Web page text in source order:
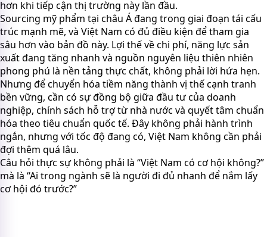
hơn khi tiếp cận thị trường này lần đầu.
Sourcing mỹ phẩm tại châu Á đang trong giai đoạn tái cấu
trúc mạnh mẽ, và Việt Nam có đủ điều kiện để tham gia
sâu hơn vào bản đồ này. Lợi thế về chi phí, năng lực sản
xuất đang tăng nhanh và nguồn nguyên liệu thiên nhiên
phong phú là nền tảng thực chất, không phải lời hứa hẹn.
Nhưng để chuyển hóa tiềm năng thành vị thế cạnh tranh
bền vững, cần có sự đồng bộ giữa đầu tư của doanh
nghiệp, chính sách hỗ trợ từ nhà nước và quyết tâm chuẩn
hóa theo tiêu chuẩn quốc tế. Đây không phải hành trình
ngắn, nhưng với tốc độ đang có, Việt Nam không cần phải
đợi thêm quá lâu.
Câu hỏi thực sự không phải là “Việt Nam có cơ hội không?”
mà là “Ai trong ngành sẽ là người đi đủ nhanh để nắm lấy
cơ hội đó trước?”